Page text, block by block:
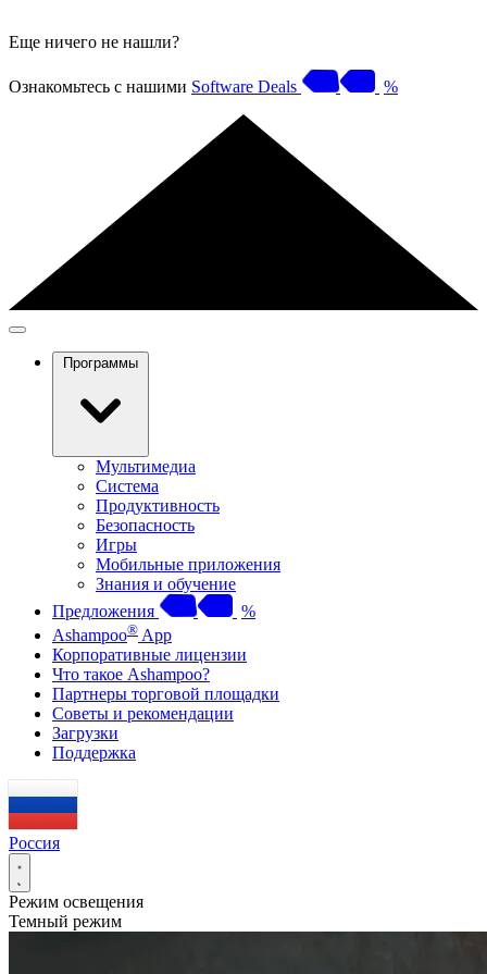
Еще ничего не нашли?
Ознакомьтесь с нашими Software Deals %
Программы
Мультимедиа
Система
Продуктивность
Безопасность
Игры
Мобильные приложения
Знания и обучение
Предложения
%
Ashampoo® App
Корпоративные лицензии
Что такое Ashampoo?
Партнеры торговой площадки
Советы и рекомендации
Загрузки
Поддержка
Россия
Режим освещения
Темный режим